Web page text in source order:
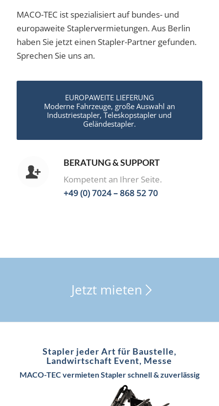
MACO-TEC ist spezialisiert auf bundes- und
europaweite Staplervermietungen. Aus Berlin
haben Sie jetzt einen Stapler-Partner gefunden.
Sprechen Sie uns an.
EUROPAWEITE LIEFERUNG
Moderne Fahrzeuge, große Auswahl an
Industriestapler, Teleskopstapler und
Geländestapler.
BERATUNG & SUPPORT
Kompetent an Ihrer Seite.
+49 (0) 7024 – 868 52 70
Jetzt mieten
Stapler jeder Art für Baustelle,
Landwirtschaft Event, Messe
MACO-TEC vermieten Stapler schnell & zuverlässig